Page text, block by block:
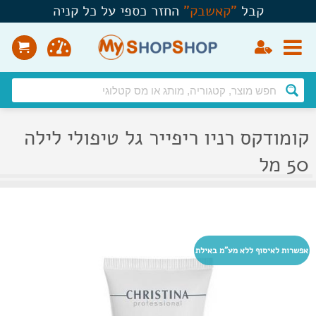
to
content
קבל "קאשבק" החזר כספי על כל קניה
קומודקס רניו ריפייר גל טיפולי לילה
50 מל
אפשרות לאיסוף ללא מע"מ באילת